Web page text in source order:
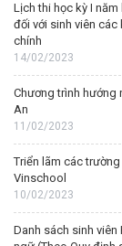
Lịch thi học kỳ I
đối với sinh viên
chính
14/02/2023
Chương trình hướng
An
11/02/2023
Triển lãm các
Vinschool
10/02/2023
Danh sách sinh